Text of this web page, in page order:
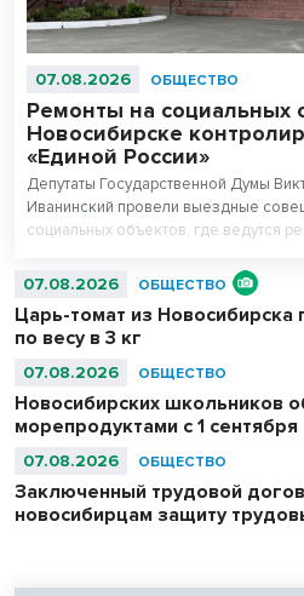
07.08.2026 ОБЩЕСТВО
Ремонты на социальных
Новосибирске
«Единой России»
Депутаты Государственной Думы
Иванинский провели выездные
социальных объектов, где ведутся
07.08.2026 ОБЩЕСТВО
Царь-томат из Новосибирска
по весу в 3 кг
07.08.2026 ОБЩЕСТВО
Новосибирских школьников
морепродуктами с 1 сентября
07.08.2026 ОБЩЕСТВО
Заключенный трудовой
новосибирцам защиту